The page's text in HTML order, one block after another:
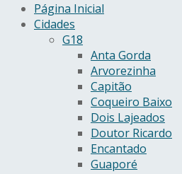
Página Inicial
Cidades
G18
Anta Gorda
Arvorezinha
Capitão
Coqueiro Baixo
Dois Lajeados
Doutor Ricardo
Encantado
Guaporé